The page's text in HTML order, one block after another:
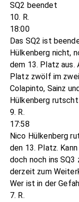
SQ2 beendet
10. R.
18:00
Das SQ2 ist
Hülkenberg nicht,
dem 13. Platz
Platz zwölf im
Colapinto, Sainz
Hülkenberg rutscht
9. R.
17:58
Nico Hülkenberg
den 13. Platz.
doch noch ins
derzeit zum
Wer ist in der
7. R.